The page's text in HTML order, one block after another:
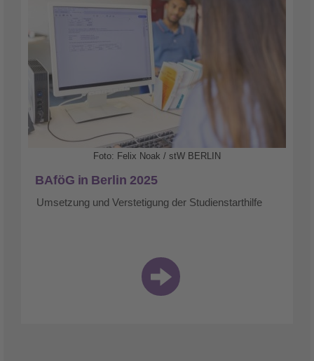
Foto: Felix Noak / stW BERLIN
BAföG in Berlin 2025
Umsetzung und Verstetigung der Studienstarthilfe